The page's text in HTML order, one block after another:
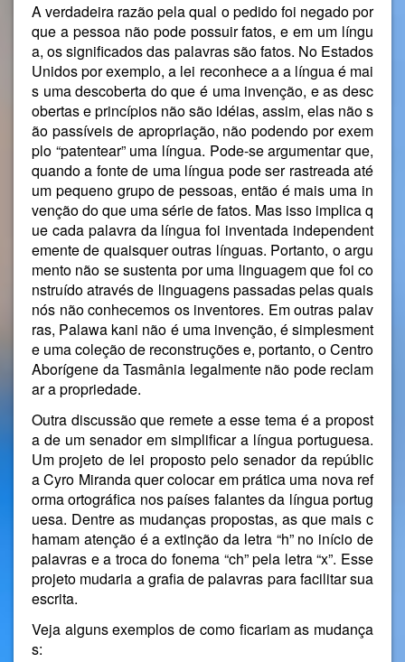
A verdadeira razão pela qual o pedido foi negado por
que a pessoa não pode possuir fatos, e em um língu
a, os significados das palavras são fatos. No Estados
Unidos por exemplo, a lei reconhece a a língua é mai
s uma descoberta do que é uma invenção, e as desc
obertas e princípios não são idéias, assim, elas não s
ão passíveis de apropriação, não podendo por exem
plo “patentear” uma língua. Pode-se argumentar que,
quando a fonte de uma língua pode ser rastreada até
um pequeno grupo de pessoas, então é mais uma in
venção do que uma série de fatos. Mas isso implica q
ue cada palavra da língua foi inventada independent
emente de quaisquer outras línguas. Portanto, o argu
mento não se sustenta por uma linguagem que foi co
nstruído através de linguagens passadas pelas quais
nós não conhecemos os inventores. Em outras palav
ras, Palawa kani não é uma invenção, é simplesment
e uma coleção de reconstruções e, portanto, o Centro
Aborígene da Tasmânia legalmente não pode reclam
ar a propriedade.
Outra discussão que remete a esse tema é a propost
a de um senador em simplificar a língua portuguesa.
Um projeto de lei proposto pelo senador da repúblic
aCyro Mirandaquer colocar em prática uma nova ref
orma ortográfica nos países falantes da língua portug
uesa. Dentre as mudanças propostas, as que mais c
hamam atenção é a extinção da letra “h” no início de
palavras e a troca do fonema “ch” pela letra “x”. Esse
projeto mudaria a grafia de palavras para facilitar sua
escrita.
Veja alguns exemplos de como ficariam as mudança
s: